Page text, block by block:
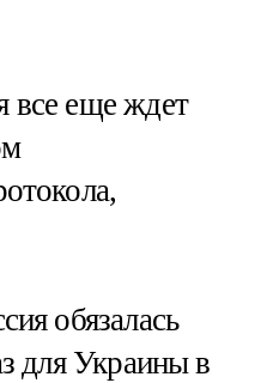
все еще ждет
обязалась
для Украины в